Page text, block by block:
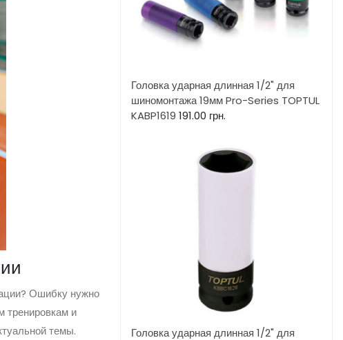
Ошибку нужно
тренировкам и
темы.
Головка ударная длинная 1/2" для
шиномонтажа 19мм Pro-Series TOPTUL
KABP1619 191.00 грн.
Головка ударная длинная 1/2" для